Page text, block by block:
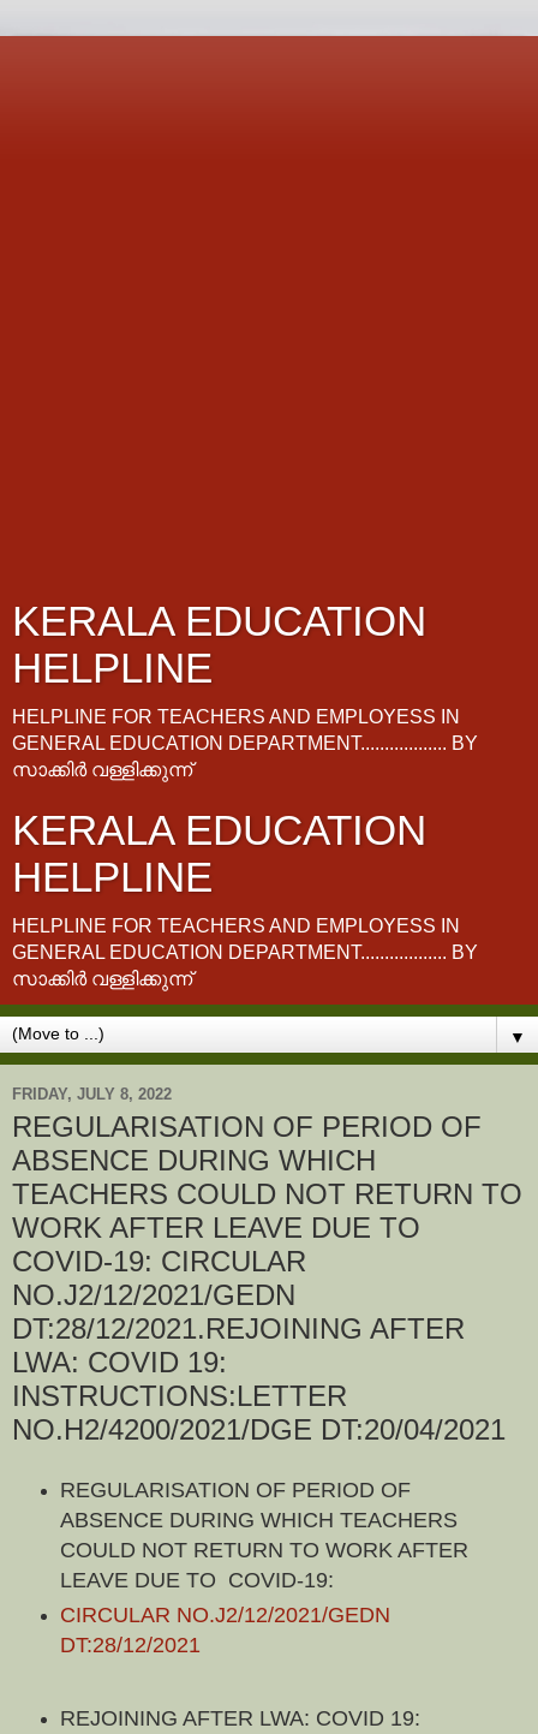
KERALA EDUCATION
HELPLINE
HELPLINE FOR TEACHERS AND EMPLOYESS IN
GENERAL EDUCATION DEPARTMENT.................. BY
സാക്കിർ വള്ളിക്കുന്ന്
KERALA EDUCATION
HELPLINE
HELPLINE FOR TEACHERS AND EMPLOYESS IN
GENERAL EDUCATION DEPARTMENT.................. BY
സാക്കിർ വള്ളിക്കുന്ന്
▼
FRIDAY, JULY 8, 2022
REGULARISATION OF PERIOD OF
ABSENCE DURING WHICH
TEACHERS COULD NOT RETURN TO
WORK AFTER LEAVE DUE TO
COVID-19: CIRCULAR
NO.J2/12/2021/GEDN
DT:28/12/2021.REJOINING AFTER
LWA: COVID 19:
INSTRUCTIONS:LETTER
NO.H2/4200/2021/DGE DT:20/04/2021
REGULARISATION OF PERIOD OF
ABSENCE DURING WHICH TEACHERS
COULD NOT RETURN TO WORK AFTER
LEAVE DUE TO COVID-19:
CIRCULAR NO.J2/12/2021/GEDN
DT:28/12/2021
REJOINING AFTER LWA: COVID 19: